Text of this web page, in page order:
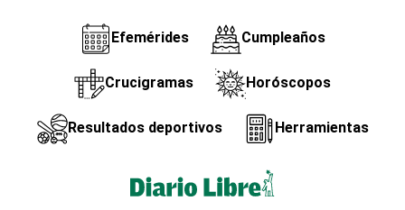
Efemérides Cumpleaños
Crucigramas Horóscopos
Resultados deportivos Herramientas